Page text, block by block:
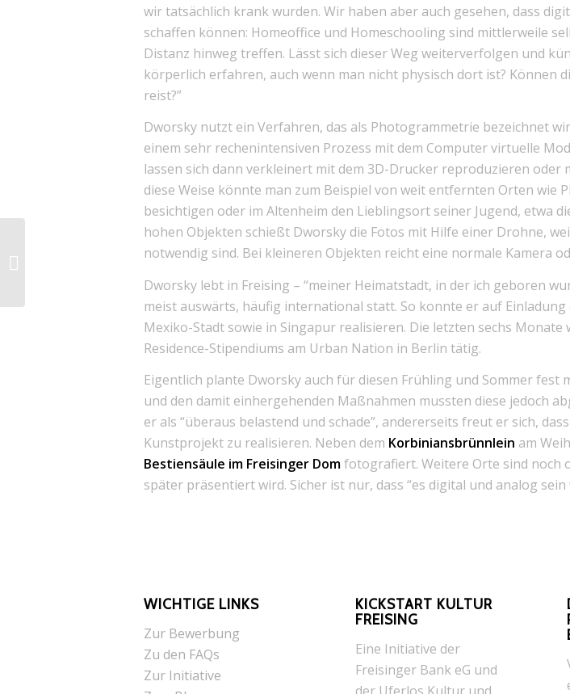
wir tatsächlich krank wurden. Wir haben aber auch gesehen, dass
schaffen können: Homeoffice und Homeschooling sind mittlerweile
Distanz hinweg treffen. Lässt sich dieser Weg weiterverfolgen und
körperlich erfahren, auch wenn man nicht physisch dort ist? Können
reist?”
Dworsky nutzt ein Verfahren, das als Photogrammetrie bezeichnet
einem sehr rechenintensiven Prozess mit dem Computer virtuelle
lassen sich dann verkleinert mit dem 3D-Drucker reproduzieren
diese Weise könnte man zum Beispiel von weit entfernten Orten
besichtigen oder im Altenheim den Lieblingsort seiner Jugend, etwa
hohen Objekten schießt Dworsky die Fotos mit Hilfe einer Drohne,
notwendig sind. Bei kleineren Objekten reicht eine normale Kamera
Dworsky lebt in Freising – “meiner Heimatstadt, in der ich geboren
meist auswärts, häufig international statt. So konnte er auf
Mexiko-Stadt sowie in Singapur realisieren. Die letzten sechs
Residence-Stipendiums am Urban Nation in Berlin tätig.
Eigentlich plante Dworsky auch für diesen Frühling und Sommer fest
und den damit einhergehenden Maßnahmen mussten diese jedoch
er als “überaus belastend und schade”, andererseits freut er sich,
Kunstprojekt zu realisieren. Neben dem Korbiniansbrünnlein am
Bestiensäule im Freisinger Domfotografiert. Weitere Orte sind noch
später präsentiert wird. Sicher ist nur, dass “es digital und analog sein
WICHTIGE LINKS
Zur Bewerbung
Zu den FAQs
Zur Initiative
KICKSTART KULTUR
FREISING
Eine Initiative der
Freisinger Bank eG und
der Uferlos Kultur und